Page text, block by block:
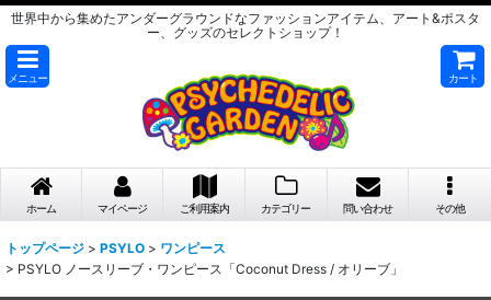
世界中から集めたアンダーグラウンドなファッションアイテム、アート&ポスタ
ー、グッズのセレクトショップ！
メニュー カート
ホーム マイページ ご利用案内 カテゴリー 問い合わせ その他
トップページ > PSYLO > ワンピース
> PSYLO ノースリーブ・ワンピース「Coconut Dress / オリーブ」